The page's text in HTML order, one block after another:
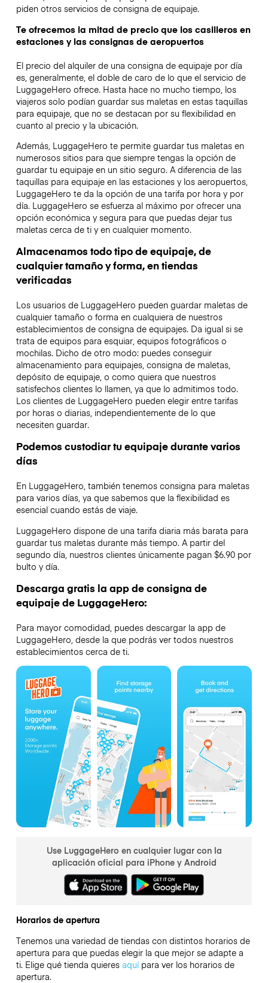
piden otros servicios de consigna de equipaje.
Te ofrecemos la mitad de precio que los casilleros en
estaciones y las consignas de aeropuertos
El precio del alquiler de una consigna de equipaje por día
es, generalmente, el doble de caro de lo que el servicio de
LuggageHero ofrece. Hasta hace no mucho tiempo, los
viajeros solo podían guardar sus maletas en estas taquillas
para equipaje, que no se destacan por su flexibilidad en
cuanto al precio y la ubicación.
Además, LuggageHero te permite guardar tus maletas en
numerosos sitios para que siempre tengas la opción de
guardar tu equipaje en un sitio seguro. A diferencia de las
taquillas para equipaje en las estaciones y los aeropuertos,
LuggageHero te da la opción de una tarifa por hora y por
día. LuggageHero se esfuerza al máximo por ofrecer una
opción económica y segura para que puedas dejar tus
maletas cerca de ti y en cualquier momento.
Almacenamos todo tipo de equipaje, de
cualquier tamaño y forma, en tiendas
verificadas
Los usuarios de LuggageHero pueden guardar maletas de
cualquier tamaño o forma en cualquiera de nuestros
establecimientos de consigna de equipajes. Da igual si se
trata de equipos para esquiar, equipos fotográficos o
mochilas. Dicho de otro modo: puedes conseguir
almacenamiento para equipajes, consigna de maletas,
depósito de equipaje, o como quiera que nuestros
satisfechos clientes lo llamen, ya que lo admitimos todo.
Los clientes de LuggageHero pueden elegir entre tarifas
por horas o diarias, independientemente de lo que
necesiten guardar.
Podemos custodiar tu equipaje durante varios
días
En LuggageHero, también tenemos consigna para maletas
para varios días, ya que sabemos que la flexibilidad es
esencial cuando estás de viaje.
LuggageHero dispone de una tarifa diaria más barata para
guardar tus maletas durante más tiempo. A partir del
segundo día, nuestros clientes únicamente pagan $6.90 por
bulto y día.
Descarga gratis la app de consigna de
equipaje de LuggageHero:
Para mayor comodidad, puedes descargar la app de
LuggageHero, desde la que podrás ver todos nuestros
establecimientos cerca de ti.
Use LuggageHero en cualquier lugar con la
aplicación oficial para iPhone y Android
Horarios de apertura
Tenemos una variedad de tiendas con distintos horarios de
apertura para que puedas elegir la que mejor se adapte a
ti. Elige qué tienda quieres aquípara ver los horarios de
apertura.